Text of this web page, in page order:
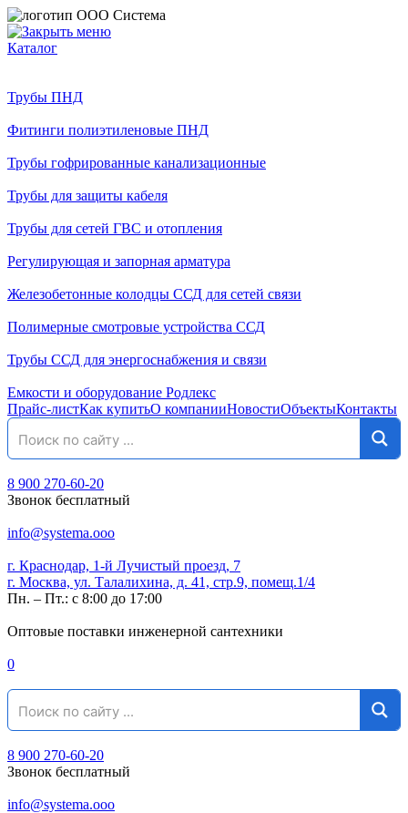
Каталог
Трубы ПНД
Фитинги полиэтиленовые ПНД
Трубы гофрированные канализационные
Трубы для защиты кабеля
Трубы для сетей ГВС и отопления
Регулирующая и запорная арматура
Железобетонные колодцы ССД для сетей связи
Полимерные смотровые устройства ССД
Трубы ССД для энергоснабжения и связи
Емкости и оборудование Родлекс
Прайс-листКак купитьО компанииНовостиОбъектыКонтакты
8 900 270-60-20
Звонок бесплатный
info@systema.ooo
г. Краснодар, 1-й Лучистый проезд, 7
г. Москва, ул. Талалихина, д. 41, стр.9, помещ.1/4
Пн. – Пт.: с 8:00 до 17:00
Оптовые поставки инженерной сантехники
0
8 900 270-60-20
Звонок бесплатный
info@systema.ooo